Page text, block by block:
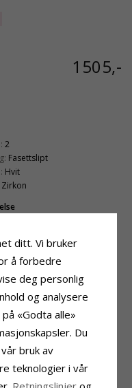
1505,-
2
Fasettslipt
Hvit
Zirkon
OGSÅ
ditt. Vi bruker
å forbedre
deg personlig
og analysere
«Godta alle»
Du
bruk av
teknologier i vår